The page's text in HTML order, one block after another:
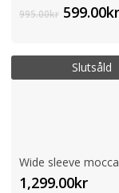
995.00kr Det
var:
599.00kr
Slutsåld
Wide sleeve mocca
1,299.00kr